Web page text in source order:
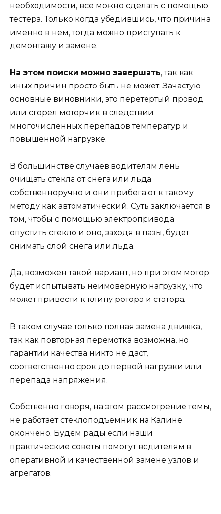
необходимости, все можно сделать с помощью
тестера. Только когда убедившись, что причина
именно в нем, тогда можно приступать к
демонтажу и замене.
На этом поиски можно завершать, так как
иных причин просто быть не может. Зачастую
основные виновники, это перетертый провод
или сгорел моторчик в следствии
многочисленных перепадов температур и
повышенной нагрузке.
В большинстве случаев водителям лень
очищать стекла от снега или льда
собственноручно и они прибегают к такому
методу как автоматический. Суть заключается в
том, чтобы с помощью электропривода
опустить стекло и оно, заходя в пазы, будет
снимать слой снега или льда.
Да, возможен такой вариант, но при этом мотор
будет испытывать неимоверную нагрузку, что
может привести к клину ротора и статора.
В таком случае только полная замена движка,
так как повторная перемотка возможна, но
гарантии качества никто не даст,
соответственно срок до первой нагрузки или
перепада напряжения.
Собственно говоря, на этом рассмотрение темы,
не работает стеклоподъемник на Калине
окончено. Будем рады если наши
практические советы помогут водителям в
оперативной и качественной замене узлов и
агрегатов.